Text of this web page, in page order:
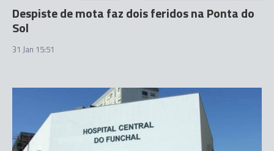
Despiste de mota faz dois feridos na Ponta do
Sol
31 Jan 15:51